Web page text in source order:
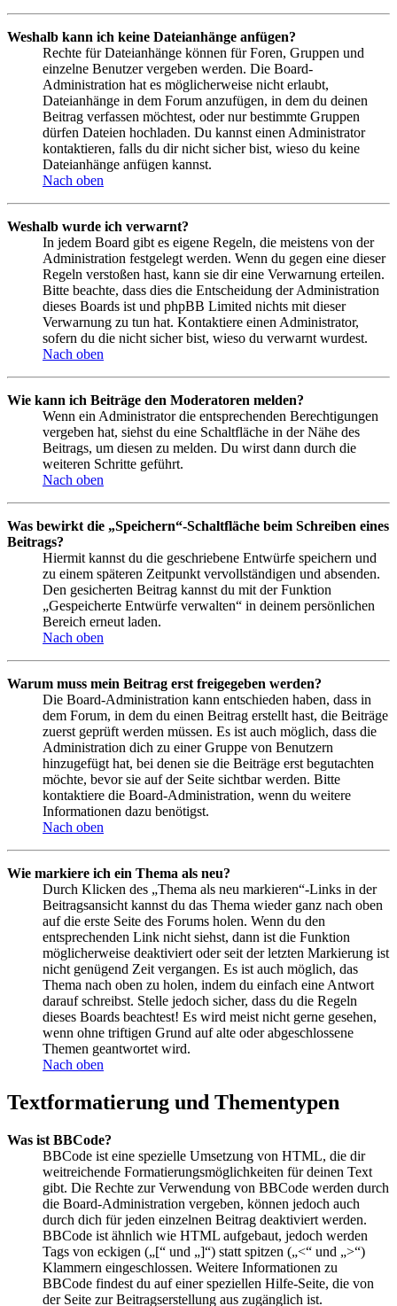
Weshalb kann ich keine Dateianhänge anfügen?
Rechte für Dateianhänge können für Foren, Gruppen und
einzelne Benutzer vergeben werden. Die Board-
Administration hat es möglicherweise nicht erlaubt,
Dateianhänge in dem Forum anzufügen, in dem du deinen
Beitrag verfassen möchtest, oder nur bestimmte Gruppen
dürfen Dateien hochladen. Du kannst einen Administrator
kontaktieren, falls du dir nicht sicher bist, wieso du keine
Dateianhänge anfügen kannst.
Nach oben
Weshalb wurde ich verwarnt?
In jedem Board gibt es eigene Regeln, die meistens von der
Administration festgelegt werden. Wenn du gegen eine dieser
Regeln verstoßen hast, kann sie dir eine Verwarnung erteilen.
Bitte beachte, dass dies die Entscheidung der Administration
dieses Boards ist und phpBB Limited nichts mit dieser
Verwarnung zu tun hat. Kontaktiere einen Administrator,
sofern du die nicht sicher bist, wieso du verwarnt wurdest.
Nach oben
Wie kann ich Beiträge den Moderatoren melden?
Wenn ein Administrator die entsprechenden Berechtigungen
vergeben hat, siehst du eine Schaltfläche in der Nähe des
Beitrags, um diesen zu melden. Du wirst dann durch die
weiteren Schritte geführt.
Nach oben
Was bewirkt die „Speichern“-Schaltfläche beim Schreiben eines
Beitrags?
Hiermit kannst du die geschriebene Entwürfe speichern und
zu einem späteren Zeitpunkt vervollständigen und absenden.
Den gesicherten Beitrag kannst du mit der Funktion
„Gespeicherte Entwürfe verwalten“ in deinem persönlichen
Bereich erneut laden.
Nach oben
Warum muss mein Beitrag erst freigegeben werden?
Die Board-Administration kann entschieden haben, dass in
dem Forum, in dem du einen Beitrag erstellt hast, die Beiträge
zuerst geprüft werden müssen. Es ist auch möglich, dass die
Administration dich zu einer Gruppe von Benutzern
hinzugefügt hat, bei denen sie die Beiträge erst begutachten
möchte, bevor sie auf der Seite sichtbar werden. Bitte
kontaktiere die Board-Administration, wenn du weitere
Informationen dazu benötigst.
Nach oben
Wie markiere ich ein Thema als neu?
Durch Klicken des „Thema als neu markieren“-Links in der
Beitragsansicht kannst du das Thema wieder ganz nach oben
auf die erste Seite des Forums holen. Wenn du den
entsprechenden Link nicht siehst, dann ist die Funktion
möglicherweise deaktiviert oder seit der letzten Markierung ist
nicht genügend Zeit vergangen. Es ist auch möglich, das
Thema nach oben zu holen, indem du einfach eine Antwort
darauf schreibst. Stelle jedoch sicher, dass du die Regeln
dieses Boards beachtest! Es wird meist nicht gerne gesehen,
wenn ohne triftigen Grund auf alte oder abgeschlossene
Themen geantwortet wird.
Nach oben
Textformatierung und Thementypen
Was ist BBCode?
BBCode ist eine spezielle Umsetzung von HTML, die dir
weitreichende Formatierungsmöglichkeiten für deinen Text
gibt. Die Rechte zur Verwendung von BBCode werden durch
die Board-Administration vergeben, können jedoch auch
durch dich für jeden einzelnen Beitrag deaktiviert werden.
BBCode ist ähnlich wie HTML aufgebaut, jedoch werden
Tags von eckigen („[“ und „]“) statt spitzen („<“ und „>“)
Klammern eingeschlossen. Weitere Informationen zu
BBCode findest du auf einer speziellen Hilfe-Seite, die von
der Seite zur Beitragserstellung aus zugänglich ist.